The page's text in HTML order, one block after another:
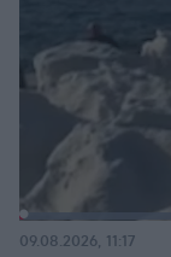
09.08.2026, 11:17